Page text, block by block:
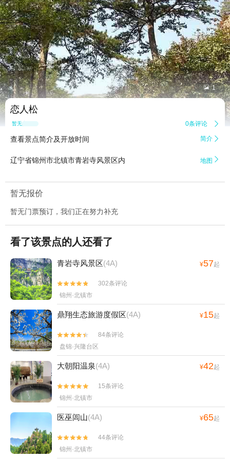
 1
恋人松
暂无点评 0条评论 
查看景点简介及开放时间 简介 
辽宁省锦州市北镇市青岩寺风景区内 地图 
暂无报价
暂无门票预订，我们正在努力补充
看了该景点的人还看了
青岩寺风景区(4A) ¥57起


302条评论
锦州·北镇市
鼎翔生态旅游度假区(4A) ¥15起


84条评论
盘锦·兴隆台区
大朝阳温泉(4A) ¥42起


15条评论
锦州·北镇市
医巫闾山(4A) ¥65起


44条评论
锦州·北镇市
